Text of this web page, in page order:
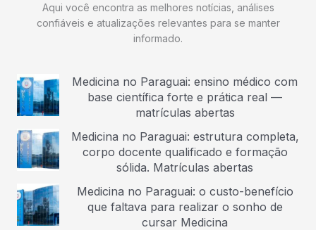
Aqui você encontra as melhores notícias, análises
confiáveis e atualizações relevantes para se manter
informado.
Medicina no Paraguai: ensino médico com
base científica forte e prática real —
matrículas abertas
Medicina no Paraguai: estrutura completa,
corpo docente qualificado e formação
sólida. Matrículas abertas
Medicina no Paraguai: o custo-benefício
que faltava para realizar o sonho de
cursar Medicina